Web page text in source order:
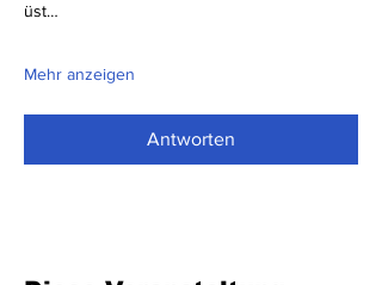
üst…
Mehr anzeigen
Antworten